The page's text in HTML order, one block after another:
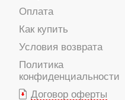
Оплата
Как купить
Условия возврата
Политика
конфиденциальности
Договор оферты